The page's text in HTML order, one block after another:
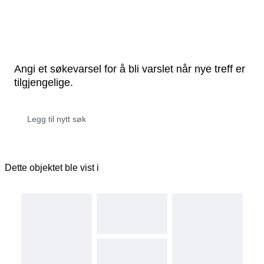
Angi et søkevarsel for å bli varslet når nye treff er
tilgjengelige.
Dette objektet ble vist i